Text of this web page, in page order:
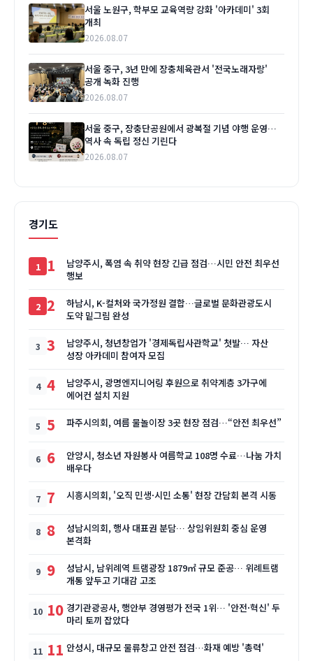
서울 노원구, 학부모 교육역량 강화 '아카데미' 3회
개최
2026.08.07
서울 중구, 3년 만에 장충체육관서 '전국노래자랑'
공개 녹화 진행
2026.08.07
서울 중구, 장충단공원에서 광복절 기념 야행 운영…
역사 속 독립 정신 기린다
2026.08.07
경기도
1
남양주시, 폭염 속 취약 현장 긴급 점검…시민 안전 최우선
행보
2
하남시, K-컬처와 국가정원 결합…글로벌 문화관광도시
도약 밑그림 완성
3
남양주시, 청년창업가 '경제독립사관학교' 첫발… 자산
성장 아카데미 참여자 모집
4
남양주시, 광명엔지니어링 후원으로 취약계층 3가구에
에어컨 설치 지원
5 파주시의회, 여름 물놀이장 3곳 현장 점검…“안전 최우선”
6
안양시, 청소년 자원봉사 여름학교 108명 수료…나눔 가치
배우다
7 시흥시의회, '오직 민생·시민 소통' 현장 간담회 본격 시동
8
성남시의회, 행사 대표권 분담… 상임위원회 중심 운영
본격화
9
성남시, 남위례역 트램광장 1879㎡ 규모 준공… 위례트램
개통 앞두고 기대감 고조
10 경기관광공사, 행안부 경영평가 전국 1위… '안전·혁신' 두
마리 토끼 잡았다
11 안성시, 대규모 물류창고 안전 점검…화재 예방 '총력'